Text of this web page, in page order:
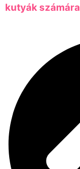
kutyák számára